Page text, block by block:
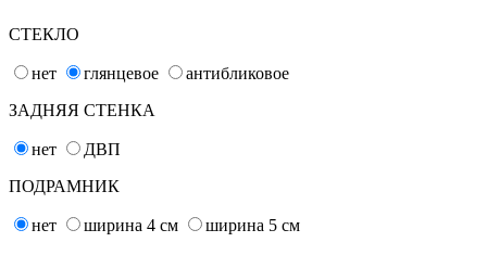
СТЕКЛО
нет глянцевое
антибликовое
ЗАДНЯЯ СТЕНКА
нет
ДВП
ПОДРАМНИК
нет ширина 4 см ширина 5 см